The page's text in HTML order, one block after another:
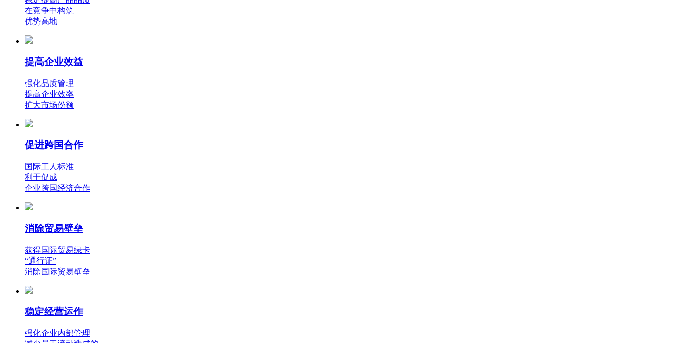
在竞争中构筑
优势高地
提高企业效益
强化品质管理
提高企业效率
扩大市场份额
促进跨国合作
国际工人标准
利于促成
企业跨国经济合作
消除贸易壁垒
获得国际贸易绿卡
“通行证”
消除国际贸易壁垒
稳定经营运作
强化企业内部管理